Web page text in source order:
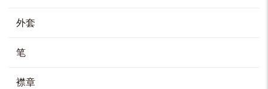
外套
笔
襟章